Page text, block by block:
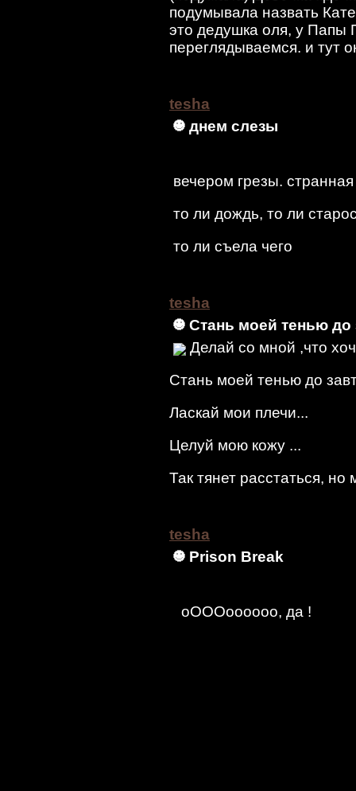
подумывала назвать
это дедушка оля, у Папы
переглядываемся. и тут
tesha
днем слезы
вечером грезы.
то ли дождь, то ли
то ли съела чего
tesha
Стань моей тенью до
Делай со мной ,что
Стань моей тенью до
Ласкай мои плечи...
Целуй мою кожу ...
Так тянет расстаться,
tesha
Prison Break
оОООоооооо, да !